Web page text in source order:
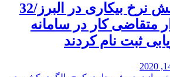
کاهش نرخ بیکاری در البرز/32
متقاضی کار در سامانه
ثبت نام کردند